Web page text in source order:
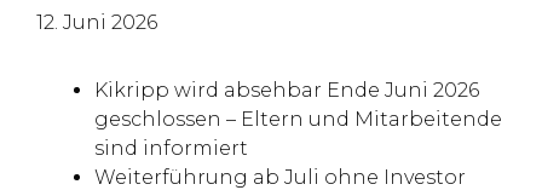
12. Juni 2026
Kikripp wird absehbar Ende Juni 2026
geschlossen – Eltern und Mitarbeitende
sind informiert
Weiterführung ab Juli ohne Investor